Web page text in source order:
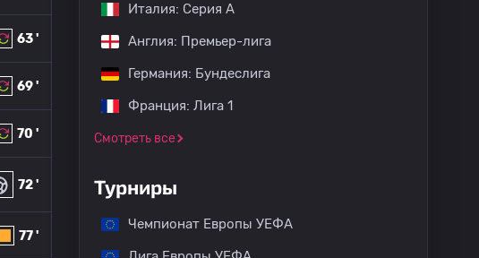
63 '
69 '
70 '
72 '
77 '
Италия: Серия А
Англия: Премьер-лига
Германия: Бундеслига
Франция: Лига 1
Смотреть все
Турниры
Чемпионат Европы УЕФА